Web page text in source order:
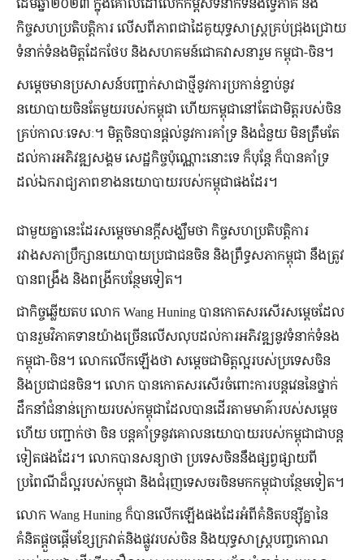
កិច្ចសហប្រតិបត្តិការ លើសពីភាពជាដៃគូយុទ្ធសាស្ត្រគ្រប់ជ្រុងជ្រោយ
ទំនាក់ទំនងមិត្តដែកថែប និងសហគមន៍ជោគវាសនារួម កម្ពុជា-ចិន។
សម្ដេចមានប្រសាសន៍បញ្ជាក់សាជាថ្មីនូវការប្រកាន់ខ្ជាប់នូវ
នយោបាយចិនតែមួយរបស់កម្ពុជា ហើយកម្ពុជានៅតែជាមិត្តរបស់ចិន
គ្រប់កាលៈទេសៈ។ មិត្តចិនបានផ្ដល់នូវការគាំទ្រ និងជំនួយ មិនត្រឹមតែ
ដល់ការអភិវឌ្ឍសង្គម សេដ្ឋកិច្ចប៉ុណ្ណោះនោះទេ ក៏បុន្តែ ក៏បានគាំទ្រ
ដល់ឯករាជ្យភាពខាងនយោបាយរបស់កម្ពុជាផងដែរ។
ជាមួយគ្នានេះដែរសម្ដេចមានក្តីសង្ឃឹមថា កិច្ចសហប្រតិបត្តិការ
រវាងសភាប្រឹក្សានយោបាយប្រជាជនចិន និងព្រឹទ្ធសភាកម្ពុជា នឹងត្រូវ
បានពង្រឹង និងពង្រីកបន្ថែមទៀត។
ជាកិច្ចឆ្លើយតប លោក Wang Huning បានកោតសរសើរសម្តេចដែល
បានរួមវិភាគទានយ៉ាងច្រើនលើសលុបដល់ការអភិវឌ្ឍនូវទំនាក់ទំនង
កម្ពុជា-ចិន។ លោកលើកឡើងថា សម្តេចជាមិត្តល្អរបស់ប្រទេសចិន
និងប្រជាជនចិន។ លោក បានកោតសរសើរចំពោះការបន្តវេននៃថ្នាក់
ដឹកនាំជំនាន់ក្រោយរបស់កម្ពុជាដែលបានដើរតាមមាគ៌ារបស់សម្ដេច
ហើយ បញ្ជាក់ថា ចិន ​បន្តគាំទ្រនូវគោលនយោបាយរបស់កម្ពុជាជាបន្ត
ទៀតផងដែរ។ លោកបានសន្យាថា ប្រទេសចិននឹងផ្សព្វផ្សាយពី
ប្រពៃណីដ៏ល្អរបស់កម្ពុជា និងជំរុញទេសចរចិនមកកម្ពុជាបន្ថែមទៀត។
លោក Wang Huning ក៏បានលើកឡើងផងដែរអំពីគំនិតបន្ស៊ីគ្នានៃ
គំនិតផ្ដួចផ្ដើមខ្សែក្រវាត់និងផ្លូវរបស់ចិន និងយុទ្ធសាស្ត្របញ្ចកោណ